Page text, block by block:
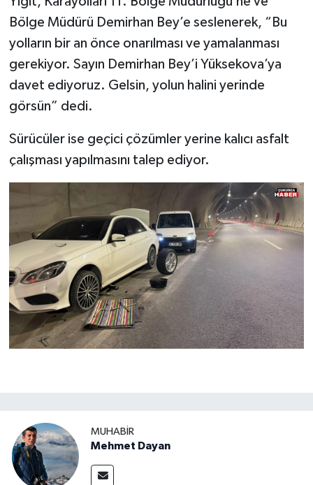
Bölge Müdürü Demirhan Bey’e seslenerek, “Bu
yolların bir an önce onarılması ve yamalanması
gerekiyor. Sayın Demirhan Bey’i Yüksekova’ya
davet ediyoruz. Gelsin, yolun halini yerinde
görsün” dedi.
Sürücüler ise geçici çözümler yerine kalıcı asfalt
çalışması yapılmasını talep ediyor.
MUHABIR
Mehmet Dayan